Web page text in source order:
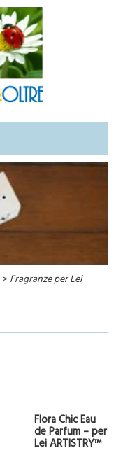
> Fragranze per Lei
Flora Chic Eau
de Parfum – per
Lei ARTISTRY™